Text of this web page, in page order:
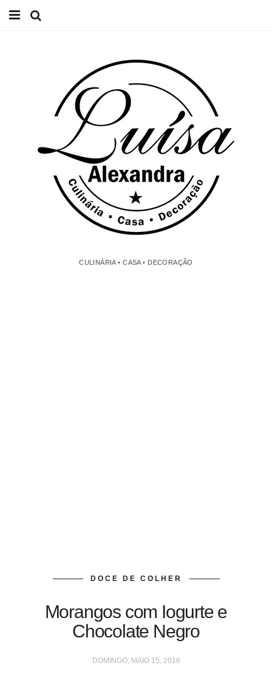
CULINÁRIA • CASA • DECORAÇÃO
DOCE DE COLHER
Morangos com Iogurte e
Chocolate Negro
DOMINGO, MAIO 15, 2016